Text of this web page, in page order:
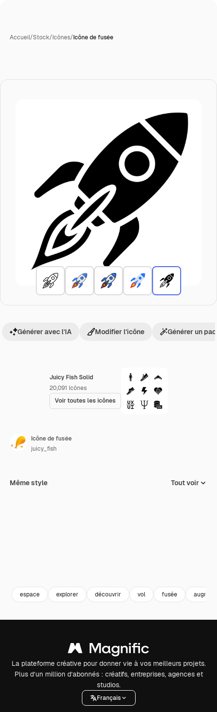
Accueil/Stock/Icônes/Icône de fusée
Juicy Fish Solid
20,091 Icônes
Voir toutes les icônes
Générer avec l’IA Modifier l’icône Générer un
Icône de fusée
juicy_fish
Même style Tout voir
espace explorer découvrir vol fusée
La plateforme créative pour donner vie à vos meilleurs projets.
Plus d’un million d’abonnés : créatifs, entreprises, agences et
studios.
Français